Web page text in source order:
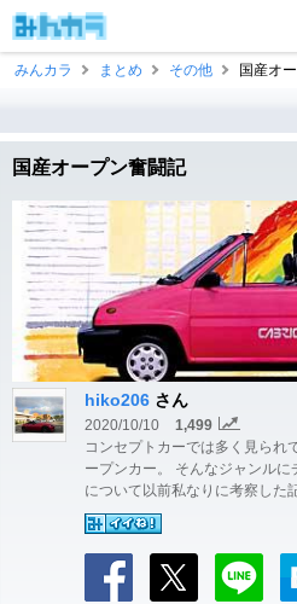
みんカラ
まとめ その他 国産オ
国産オープン奮闘記
hiko206 さん
2020/10/10
1,499
コンセプトカーでは多く見られ
ープンカー。 そんなジャンル
について以前私なりに考察した